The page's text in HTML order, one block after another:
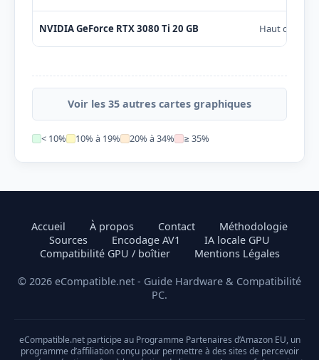
NVIDIA GeForce RTX 3080 Ti 20 GB Haut de
Voir les 35 autres cartes graphiques
< 10% 10% à 19% 20% à 34% ≥ 35%
Accueil À propos Contact
Méthodologie
Sources
Encodage AV1
IA locale GPU
Compatibilité GPU / boîtier
Mentions Légales
© 2026 eCompatible.net - Guide Hardware & Compatibilité
PC.
eCompatible.net participe au Programme Partenaires d’Amazon EU, un
programme d’affiliation conçu pour permettre à des sites de percevoir